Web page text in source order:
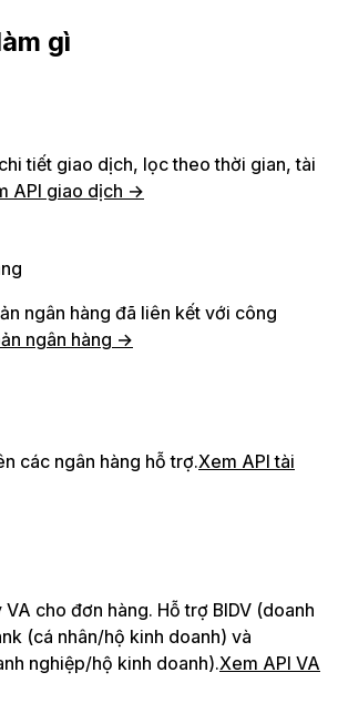
gì
tiết giao dịch, lọc theo thời gian, tài
API giao dịch →
ngân hàng đã liên kết với công
ngân hàng →
các ngân hàng hỗ trợ.Xem API tài
cho đơn hàng. Hỗ trợ BIDV (doanh
(cá nhân/hộ kinh doanh) và
nghiệp/hộ kinh doanh).Xem API VA